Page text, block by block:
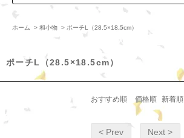
ホーム > 和小物 > ポーチL（28.5×18.5cm）
ポーチL（28.5×18.5cm）
おすすめ順 価格順 新着順
< Prev Next >